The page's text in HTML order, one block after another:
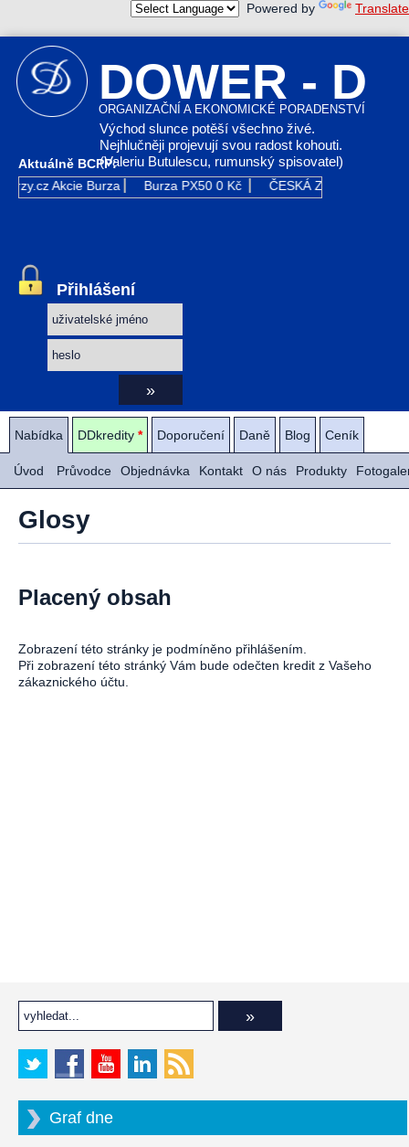
Powered by Translate
DOWER - D
ORGANIZAČNÍ A EKONOMICKÉ PORADENSTVÍ
Východ slunce potěší všechno živé.
Nejhlučněji projevují svou radost kohouti.
(Valeriu Butulescu, rumunský spisovatel)
Aktuálně BCPP:
Akcie Burza Burza PX50 0 Kč ČESKÁ ZBROJOVKA GR
Přihlášení
Nabídka DDkredity * Doporučení Daně Blog Ceník
Úvod Průvodce Objednávka Kontakt O nás Produkty
Glosy
Placený obsah
Zobrazení této stránky je podmíněno přihlášením.
Při zobrazení této stránký Vám bude odečten kredit z Vašeho
zákaznického účtu.
Graf dne